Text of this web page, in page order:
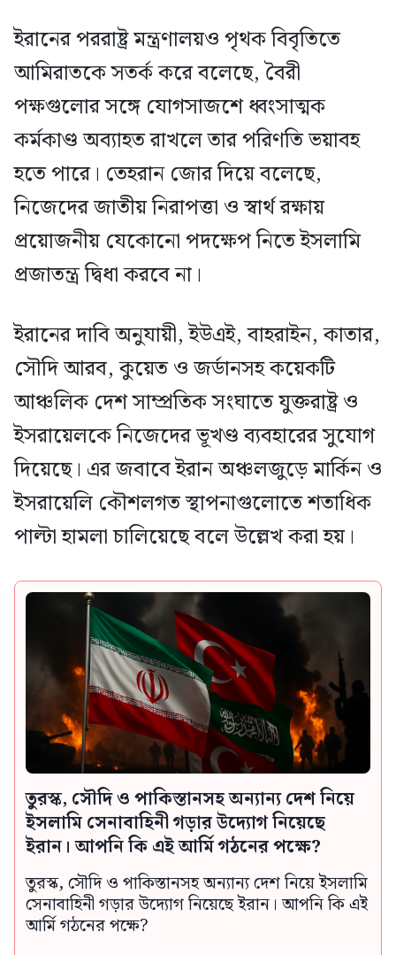
ইরানের পররাষ্ট্র মন্ত্রণালয়ও পৃথক বিবৃতিতে
আমিরাতকে সতর্ক করে বলেছে, বৈরী
পক্ষগুলোর সঙ্গে যোগসাজশে ধ্বংসাত্মক
কর্মকাণ্ড অব্যাহত রাখলে তার পরিণতি ভয়াবহ
হতে পারে। তেহরান জোর দিয়ে বলেছে,
নিজেদের জাতীয় নিরাপত্তা ও স্বার্থ রক্ষায়
প্রয়োজনীয় যেকোনো পদক্ষেপ নিতে ইসলামি
প্রজাতন্ত্র দ্বিধা করবে না।
ইরানের দাবি অনুযায়ী, ইউএই, বাহরাইন, কাতার,
সৌদি আরব, কুয়েত ও জর্ডানসহ কয়েকটি
আঞ্চলিক দেশ সাম্প্রতিক সংঘাতে যুক্তরাষ্ট্র ও
ইসরায়েলকে নিজেদের ভূখণ্ড ব্যবহারের সুযোগ
দিয়েছে। এর জবাবে ইরান অঞ্চলজুড়ে মার্কিন ও
ইসরায়েলি কৌশলগত স্থাপনাগুলোতে শতাধিক
পাল্টা হামলা চালিয়েছে বলে উল্লেখ করা হয়।
তুরস্ক, সৌদি ও পাকিস্তানসহ অন্যান্য দেশ নিয়ে
ইসলামি সেনাবাহিনী গড়ার উদ্যোগ নিয়েছে
ইরান। আপনি কি এই আর্মি গঠনের পক্ষে?
তুরস্ক, সৌদি ও পাকিস্তানসহ অন্যান্য দেশ নিয়ে ইসলামি
সেনাবাহিনী গড়ার উদ্যোগ নিয়েছে ইরান। আপনি কি এই
আর্মি গঠনের পক্ষে?